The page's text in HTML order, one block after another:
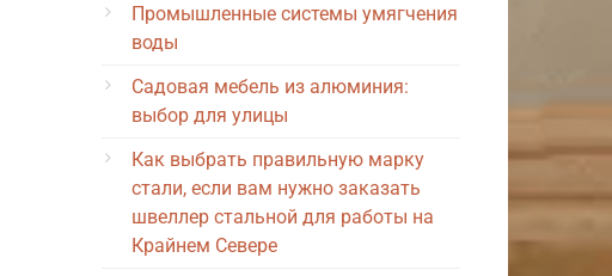
Промышленные системы умягчения
воды
Садовая мебель из алюминия:
выбор для улицы
Как выбрать правильную марку
стали, если вам нужно заказать
швеллер стальной для работы на
Крайнем Севере